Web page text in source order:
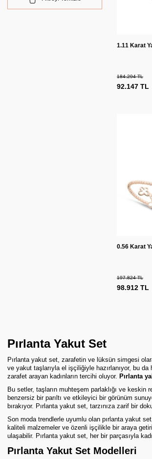
1.11 Karat
184.294TL
92.147 TL
0.56 Karat
197.824TL
98.912 TL
Pırlanta Yakut Set
Pırlanta yakut set, zarafetin ve lüksün simgesi
ve yakut taşlarıyla el işçiliğiyle hazırlanıyor, bu
zarafet arayan kadınların tercihi oluyor. Pırlanta
Bu setler, taşların muhteşem parlaklığı ve
benzersiz bir parıltı ve etkileyici bir görünüm
bırakıyor. Pırlanta yakut set, tarzınıza zarif bir
Son moda trendlerle uyumlu olan pırlanta yakut set
kaliteli malzemeler ve özenli işçilikle bir araya
ulaşabilir. Pırlanta yakut set, her bir parçasıyla
Pırlanta Yakut Set Modelleri